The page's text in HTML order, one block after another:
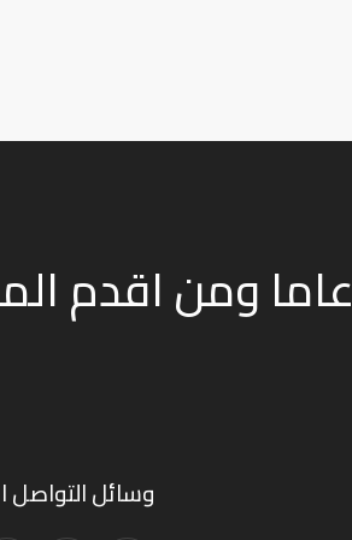
نعمل في صناعة الفحم النباتى منذ 19
وسائل التواصل